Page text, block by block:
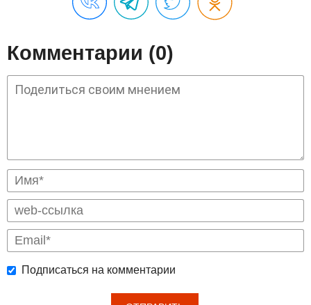
Комментарии (0)
Подписаться на комментарии